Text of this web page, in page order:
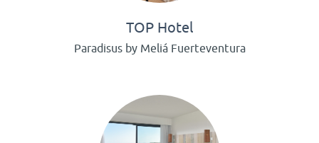
TOP Hotel
Paradisus by Meliá Fuerteventura